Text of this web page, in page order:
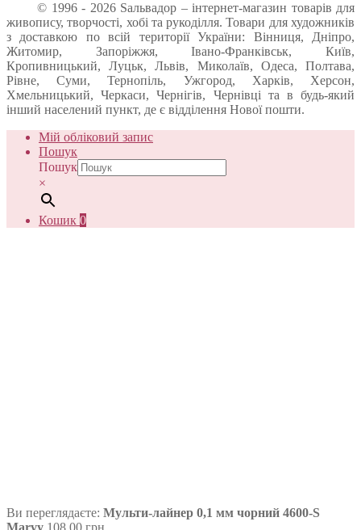
© 1996 - 2026 Sальвадор – інтернет-магазин товарів для
живопису, творчості, хобі та рукоділля. Товари для художників
з доставкою по всій території України: Вінниця, Дніпро,
Житомир, Запоріжжя, Івано-Франківськ, Київ,
Кропивницький, Луцьк, Львів, Миколаїв, Одеса, Полтава,
Рівне, Суми, Тернопіль, Ужгород, Харків, Херсон,
Хмельницький, Черкаси, Чернігів, Чернівці та в будь-який
інший населений пункт, де є відділення Нової пошти.
Мій обліковий запис
Пошук
Пошук
×
Кошик 0
Ви переглядаєте: Мульти-лайнер 0,1 мм чорний 4600-S